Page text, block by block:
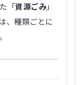
「資源ごみ」
、種類ごとに